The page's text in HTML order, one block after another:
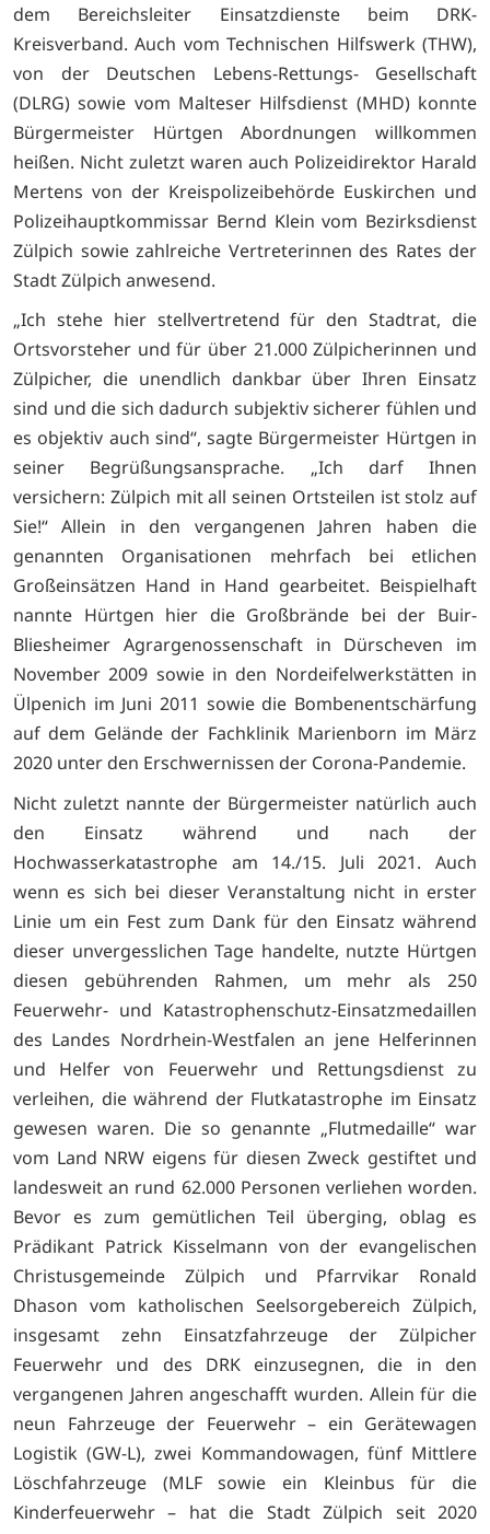
dem Bereichsleiter Einsatzdienste beim DRK-
Kreisverband. Auch vom Technischen Hilfswerk (THW),
von der Deutschen Lebens-Rettungs- Gesellschaft
(DLRG) sowie vom Malteser Hilfsdienst (MHD) konnte
Bürgermeister Hürtgen Abordnungen willkommen
heißen. Nicht zuletzt waren auch Polizeidirektor Harald
Mertens von der Kreispolizeibehörde Euskirchen und
Polizeihauptkommissar Bernd Klein vom Bezirksdienst
Zülpich sowie zahlreiche Vertreterinnen des Rates der
Stadt Zülpich anwesend.
„Ich stehe hier stellvertretend für den Stadtrat, die
Ortsvorsteher und für über 21.000 Zülpicherinnen und
Zülpicher, die unendlich dankbar über Ihren Einsatz
sind und die sich dadurch subjektiv sicherer fühlen und
es objektiv auch sind“, sagte Bürgermeister Hürtgen in
seiner Begrüßungsansprache. „Ich darf Ihnen
versichern: Zülpich mit all seinen Ortsteilen ist stolz auf
Sie!“ Allein in den vergangenen Jahren haben die
genannten Organisationen mehrfach bei etlichen
Großeinsätzen Hand in Hand gearbeitet. Beispielhaft
nannte Hürtgen hier die Großbrände bei der Buir-
Bliesheimer Agrargenossenschaft in Dürscheven im
November 2009 sowie in den Nordeifelwerkstätten in
Ülpenich im Juni 2011 sowie die Bombenentschärfung
auf dem Gelände der Fachklinik Marienborn im März
2020 unter den Erschwernissen der Corona-Pandemie.
Nicht zuletzt nannte der Bürgermeister natürlich auch
den Einsatz während und nach der
Hochwasserkatastrophe am 14./15. Juli 2021. Auch
wenn es sich bei dieser Veranstaltung nicht in erster
Linie um ein Fest zum Dank für den Einsatz während
dieser unvergesslichen Tage handelte, nutzte Hürtgen
diesen gebührenden Rahmen, um mehr als 250
Feuerwehr- und Katastrophenschutz-Einsatzmedaillen
des Landes Nordrhein-Westfalen an jene Helferinnen
und Helfer von Feuerwehr und Rettungsdienst zu
verleihen, die während der Flutkatastrophe im Einsatz
gewesen waren. Die so genannte „Flutmedaille“ war
vom Land NRW eigens für diesen Zweck gestiftet und
landesweit an rund 62.000 Personen verliehen worden.
Bevor es zum gemütlichen Teil überging, oblag es
Prädikant Patrick Kisselmann von der evangelischen
Christusgemeinde Zülpich und Pfarrvikar Ronald
Dhason vom katholischen Seelsorgebereich Zülpich,
insgesamt zehn Einsatzfahrzeuge der Zülpicher
Feuerwehr und des DRK einzusegnen, die in den
vergangenen Jahren angeschafft wurden. Allein für die
neun Fahrzeuge der Feuerwehr – ein Gerätewagen
Logistik (GW-L), zwei Kommandowagen, fünf Mittlere
Löschfahrzeuge (MLF sowie ein Kleinbus für die
Kinderfeuerwehr – hat die Stadt Zülpich seit 2020